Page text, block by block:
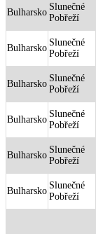
Bulharsko
Slunečné
Pobřeží
Bulharsko
Slunečné
Pobřeží
Bulharsko
Slunečné
Pobřeží
Bulharsko
Slunečné
Pobřeží
Bulharsko
Slunečné
Pobřeží
Bulharsko
Slunečné
Pobřeží